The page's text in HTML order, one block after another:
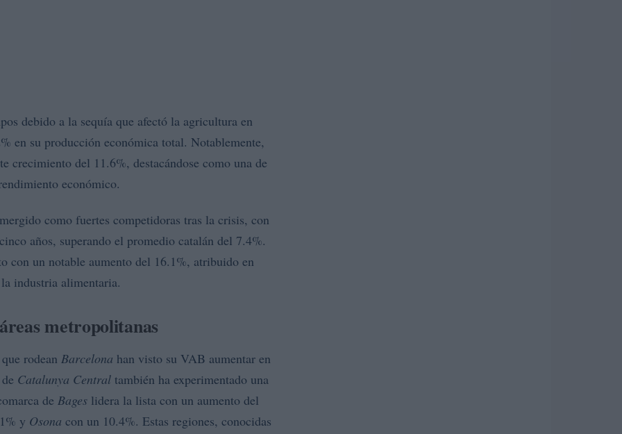
debido a la sequía que afectó la agricultura en
en su producción económica total. Notablemente,
crecimiento del 11.6%, destacándose como una de
económico.
como fuertes competidoras tras la crisis, con
años, superando el promedio catalán del 7.4%.
con un notable aumento del 16.1%, atribuido en
industria alimentaria.
metropolitanas
rodean Barcelona han visto su VAB aumentar en
Catalunya Central también ha experimentado una
de Bages lidera la lista con un aumento del
y Osona con un 10.4%. Estas regiones, conocidas